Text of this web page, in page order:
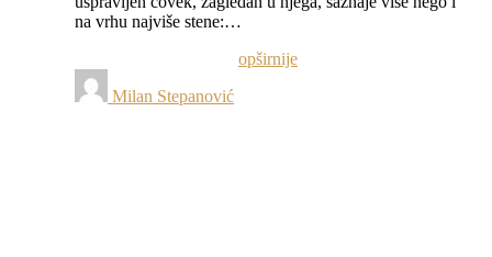
na vrhu najviše stene:…
opširnije
Milan Stepanović